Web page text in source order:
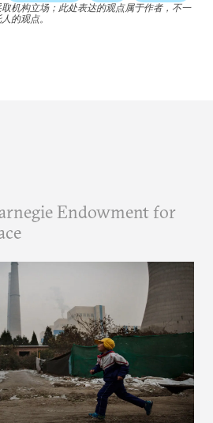
机构立场；此处表达的观点属于作者，不一
的观点。
Endowment for